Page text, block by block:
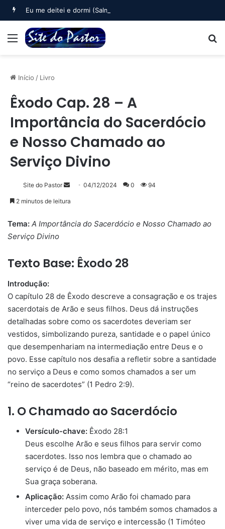
Eu me deitei e dormi (Salmo 3)
Menu
Início / Livro
Êxodo Cap. 28 – A
Importância do Sacerdócio
e Nosso Chamado ao
Serviço Divino
Site do Pastor
Mande
mail
04/12/2024 0 94
2 minutos de leitura
Tema: A Importância do Sacerdócio e Nosso Chamado ao
Serviço Divino
Texto Base: Êxodo 28
Introdução:
O capítulo 28 de Êxodo descreve a consagração e os trajes
sacerdotais de Arão e seus filhos. Deus dá instruções
detalhadas sobre como os sacerdotes deveriam ser
vestidos, simbolizando pureza, santidade e o papel único
que desempenhariam na intermediação entre Deus e o
povo. Esse capítulo nos desafia a refletir sobre a santidade
no serviço a Deus e como somos chamados a ser um
“reino de sacerdotes” (1 Pedro 2:9).
1. O Chamado ao Sacerdócio
Versículo-chave: Êxodo 28:1
Deus escolhe Arão e seus filhos para servir como
sacerdotes. Isso nos lembra que o chamado ao
serviço é de Deus, não baseado em mérito, mas em
Sua graça soberana.
Aplicação: Assim como Arão foi chamado para
interceder pelo povo, nós também somos chamados a
viver uma vida de serviço e intercessão (1 Timóteo